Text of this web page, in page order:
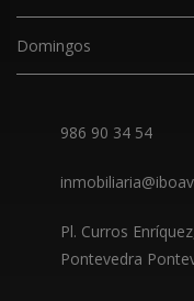
Domingos
986 90 34 54
Pl. Curros
Pontevedra